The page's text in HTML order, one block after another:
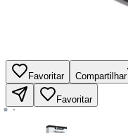
Favoritar Compartilhar
Favoritar